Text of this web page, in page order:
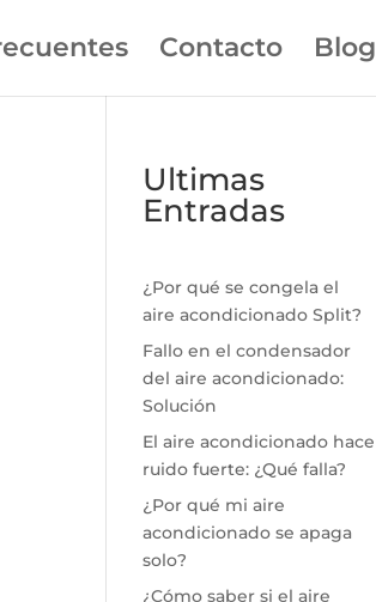
Contacto Blog
Ultimas
Entradas
¿Por qué se congela el
aire acondicionado Split?
Fallo en el condensador
del aire acondicionado:
Solución
El aire acondicionado hace
ruido fuerte: ¿Qué falla?
¿Por qué mi aire
acondicionado se apaga
solo?
¿Cómo saber si el aire